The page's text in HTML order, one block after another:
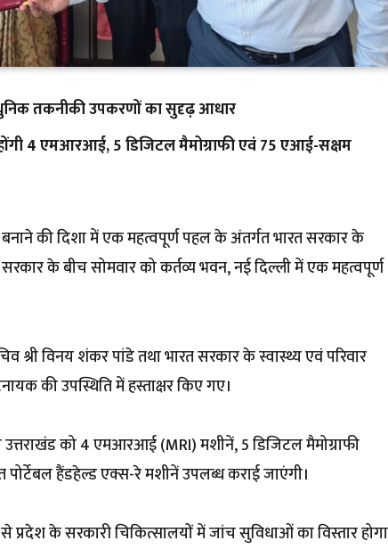
तकनीकी उपकरणों का सुदृढ़ आधार
होंगी 4 एमआरआई, 5 डिजिटल मैमोग्राफी एवं 75 एआई-सक्षम
की दिशा में एक महत्वपूर्ण पहल के अंतर्गत भारत सरकार के
के बीच सोमवार को कर्तव्य भवन, नई दिल्ली में एक महत्वपूर्ण
विनय शंकर पांडे तथा भारत सरकार के स्वास्थ्य एवं परिवार
की उपस्थिति में हस्ताक्षर किए गए।
को 4 एमआरआई (MRI) मशीनें, 5 डिजिटल मैमोग्राफी
पोर्टेबल हैंडहेल्ड एक्स-रे मशीनें उपलब्ध कराई जाएंगी।
के सरकारी चिकित्सालयों में जांच सुविधाओं का विस्तार होगा